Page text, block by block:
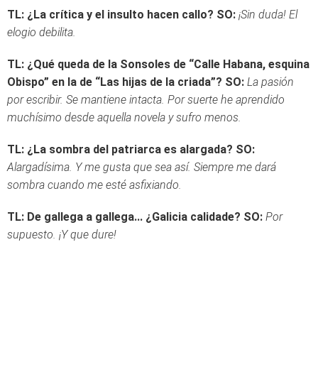
TL: ¿La crítica y el insulto hacen callo? SO: ¡Sin duda! El
elogio debilita.
TL: ¿Qué queda de la Sonsoles de “Calle Habana, esquina
Obispo” en la de “Las hijas de la criada”? SO: La pasión
por escribir. Se mantiene intacta. Por suerte he aprendido
muchísimo desde aquella novela y sufro menos.
TL: ¿La sombra del patriarca es alargada? SO:
Alargadísima. Y me gusta que sea así. Siempre me dará
sombra cuando me esté asfixiando.
TL: De gallega a gallega... ¿Galicia calidade? SO: Por
supuesto. ¡Y que dure!